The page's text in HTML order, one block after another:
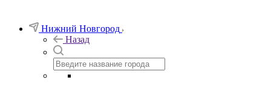
Нижний Новгород
Назад